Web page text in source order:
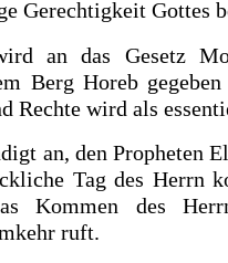
Gerechtigkeit Gottes
an das Gesetz
Berg Horeb
Rechte wird als
an, den Propheten
Tag des Herrn
Kommen des
ruft.
TO THE SOURCE OF LIFE
That Changes the Heart |